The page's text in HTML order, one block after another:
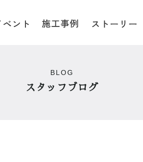
BLOG
スタッフブログ